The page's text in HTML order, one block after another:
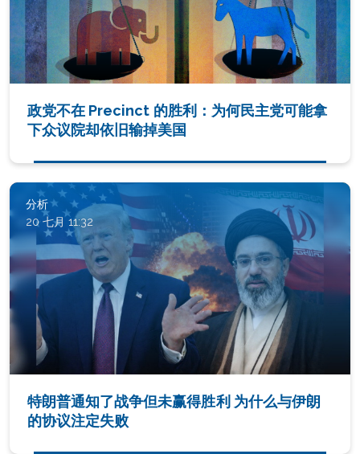
政党不在 Precinct 的胜利：为何民主党可能拿
下众议院却依旧输掉美国
分析
20 七月 11:32
特朗普通知了战争但未赢得胜利 为什么与伊朗
的协议注定失败